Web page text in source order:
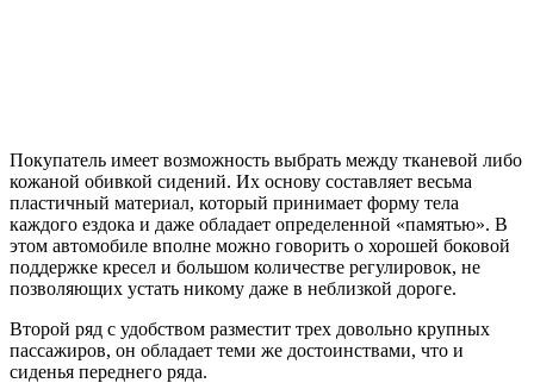
Покупатель имеет возможность выбрать между тканевой либо
кожаной обивкой сидений. Их основу составляет весьма
пластичный материал, который принимает форму тела
каждого ездока и даже обладает определенной «памятью». В
этом автомобиле вполне можно говорить о хорошей боковой
поддержке кресел и большом количестве регулировок, не
позволяющих устать никому даже в неблизкой дороге.
Второй ряд с удобством разместит трех довольно крупных
пассажиров, он обладает теми же достоинствами, что и
сиденья переднего ряда.